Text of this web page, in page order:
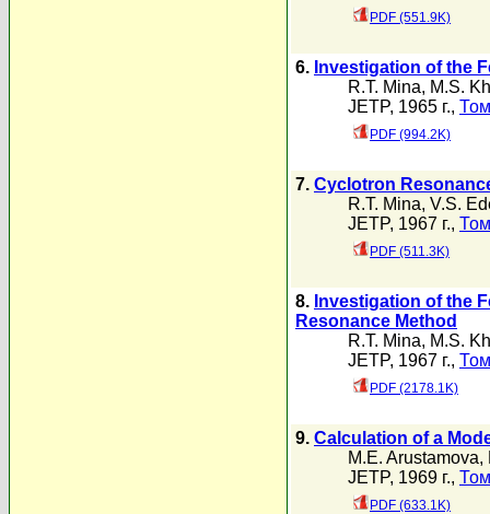
PDF (551.9K)
6. Investigation of the
R.T. Mina, M.S.
JETP, 1965 г.,
PDF (994.2K)
7. Cyclotron
R.T. Mina, V.S.
JETP, 1967 г.,
PDF (511.3K)
8. Investigation of the
Resonance Method
R.T. Mina, M.S.
JETP, 1967 г.,
PDF (2178.1K)
9. Calculation of a
M.E. Arustamova,
JETP, 1969 г.,
PDF (633.1K)